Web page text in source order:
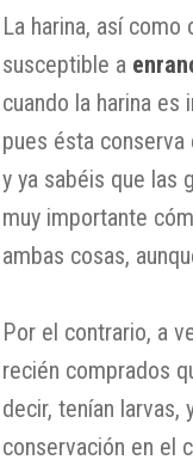
La harina, así
susceptible a
cuando la harina
pues ésta conserva
y ya sabéis que las
muy importante
ambas cosas,
Por el contrario, a
recién comprados
decir, tenían
conservación en el